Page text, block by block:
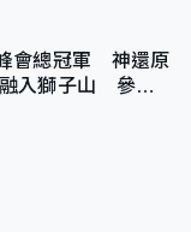
會總冠軍 神還原
融入獅子山 參賽